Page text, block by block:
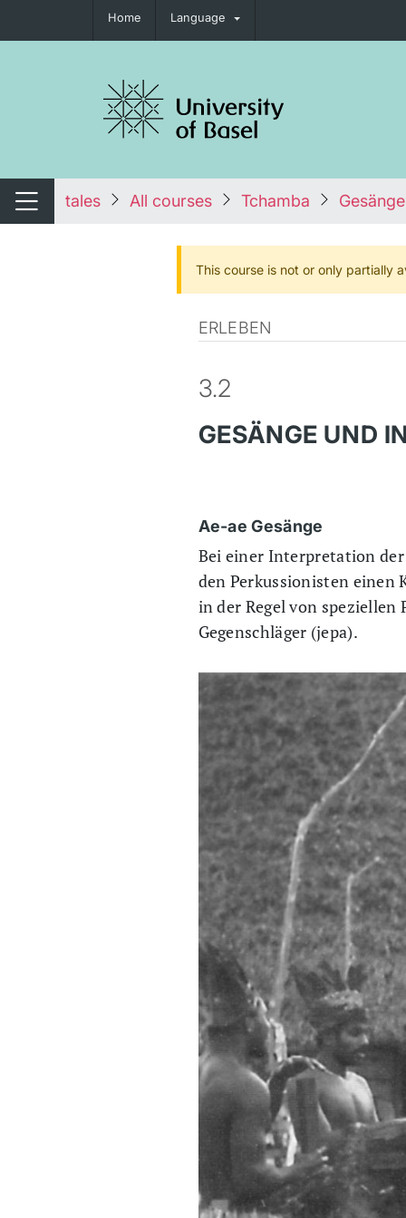
Home Language
navigation
Switch navigation
tales All courses Tchamba
This course is not or only partially
ERLEBEN
3.2
GESÄNGE UND
Ae-ae Gesänge
Bei einer Interpretation der
den Perkussionisten einen
in der Regel von
Gegenschläger (jepa).